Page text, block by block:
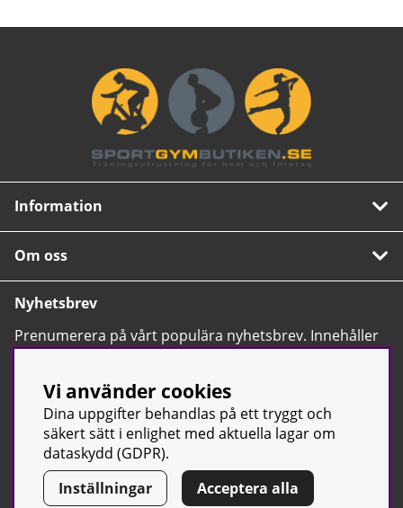
Information
Om oss
Nyhetsbrev
Prenumerera på vårt populära nyhetsbrev. Innehåller
tips, nyheter och våra allra bästa erbjudanden.
© Sport & Gym Butiken JTC AB | Kontakta oss| All rights reserved
Vi använder cookies
Dina uppgifter behandlas på ett tryggt och
säkert sätt i enlighet med aktuella lagar om
dataskydd (GDPR).
Inställningar
Acceptera alla